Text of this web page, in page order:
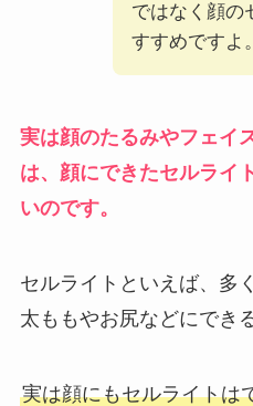
ではなく顔の
すすめですよ。
実は顔のたるみやフェイ
は、顔にできたセルライ
いのです。
セルライトといえば、多
太ももやお尻などにでき
実は顔にもセルライトは